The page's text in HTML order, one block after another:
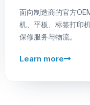
面向制造商的官方
机、平板、标签打印
保修服务与物流。
Learn more